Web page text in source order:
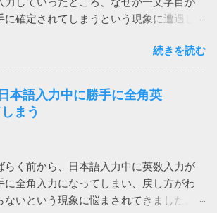
ダウンロードフォルダーを空にする では
ウンロードする前にダウンロードフォル
がわからないファイルをコピーする方法
これ、私なんかはダウンロードフォルダ
ファイルが全部消えてしまいます。 ブラ
のダウンロードフォルダーを一時的に作
フォルダーに変更して元に戻すなんて言...
てからTeamsに戻って日本語入力すると
るようになりました。（デスクトップを
しました） 一回解消すれば、Teamsを再
は再現しないようです。普通は再起動し
リックすれば回避できるということにな
かるとはいえ、手軽に確実に回避できる
しいです。
に確定されてしまうという現象に遭遇し
例えば「支払い」と入力しようとする
shiharaiのsを入れた時点で確定されてしま
「s いはらい 」のようになってしまいま
消しては入力やり直しなので異常に入力
らい。大量に入力する必要がある方は絶
問題らしいということがわかりました。
いファイルを作って、問題のファイルに
シートを一つずつ移動していったとこ
続きを読む
本語入力中に勝手に全角英
まう
らく前から、日本語入力中に英数入力が
に全角入力になってしまい、戻し方がわ
ないという現象に悩まされてきました。